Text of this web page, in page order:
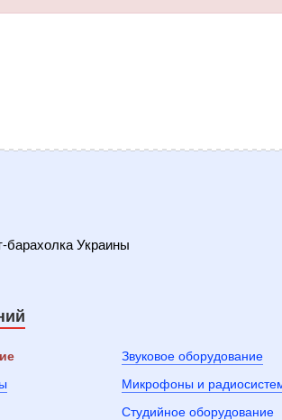
барахолка Украины
Звуковое оборудование
Микрофоны и
Студийное оборудование